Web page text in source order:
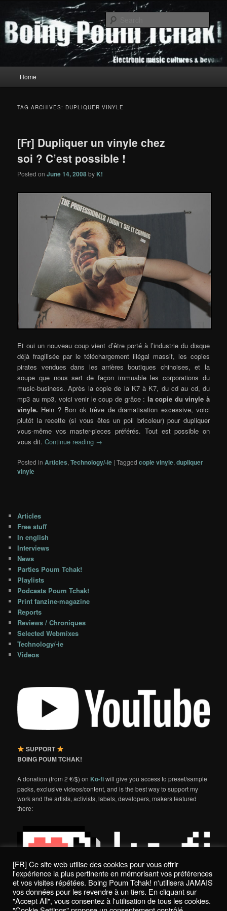
primary
content
secondary
contentBoing Poum Tchak!
Home
TAG ARCHIVES: DUPLIQUER VINYLE
[Fr] Dupliquer un vinyle chez
soi ? C’est possible !
Posted onJune 14, 2008by K!
Et oui un nouveau coup vient d’être porté à l’industrie du disque
déjà fragilisée par le téléchargement illégal massif, les copies
pirates vendues dans les arrières boutiques chinoises, et la
soupe que nous sert de façon immuable les corporations du
music-business. Après la copie de la K7 à K7, du cd au cd, du
mp3 au mp3, voici venir le coup de grâce : la copie du vinyle à
vinyle. Hein ? Bon ok trêve de dramatisation excessive, voici
plutôt la recette (si vous êtes un poil bricoleur) pour dupliquer
vous-même vos master-pieces préférés. Tout est possible on
vous dit.Continue reading →
Posted in Articles,Technology/-ie |Tagged copie vinyle,dupliquer
vinyle
Articles
Free stuff
In english
Interviews
News
Parties Poum Tchak!
Playlists
Podcasts Poum Tchak!
Print fanzine-magazine
Reports
Reviews / Chroniques
Selected Webmixes
Technology/-ie
Videos
SUPPORT
BOING POUM TCHAK!
A donation (from 2 €/$) on Ko-fiwill give you access to preset/sample
packs, exclusive videos/content, and is the best way to support my
work and the artists, activists, labels, developers, makers featured
there:
[FR] Ce site web utilise des cookies pour vous offrir
l'expérience la plus pertinente en mémorisant vos préférences
et vos visites répétées. Boing Poum Tchak! n'utilisera JAMAIS
vos données pour les revendre à un tiers. En cliquant sur
"Accept All", vous consentez à l'utilisation de tous les cookies.